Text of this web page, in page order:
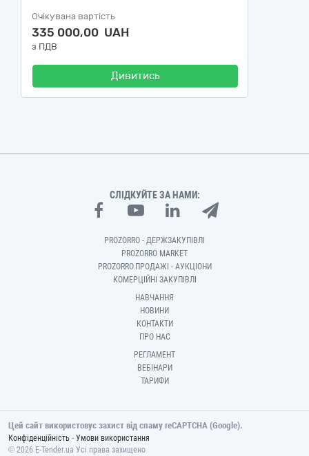
Очікувана вартість
335 000,00 UAH
з ПДВ
Дивитись
СЛІДКУЙТЕ ЗА НАМИ:
PROZORRO - ДЕРЖЗАКУПІВЛІ
PROZORRO MARKET
PROZORRO.ПРОДАЖІ - АУКЦІОНИ
КОМЕРЦІЙНІ ЗАКУПІВЛІ
НАВЧАННЯ
НОВИНИ
КОНТАКТИ
ПРО НАС
РЕГЛАМЕНТ
ВЕБІНАРИ
ТАРИФИ
Цей сайт використовує захист від спаму reCAPTCHA (Google).
Конфіденційність - Умови використання
© 2026 E-Tender.ua Усі права захищено